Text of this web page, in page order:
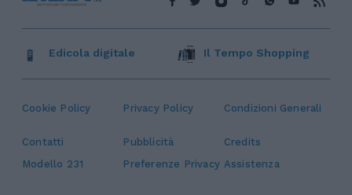
Cookie Policy Privacy Policy Condizioni Generali
Contatti Pubblicità
Credits
Modello 231
Preferenze Privacy Assistenza
Edicola digitale Il Tempo Shopping